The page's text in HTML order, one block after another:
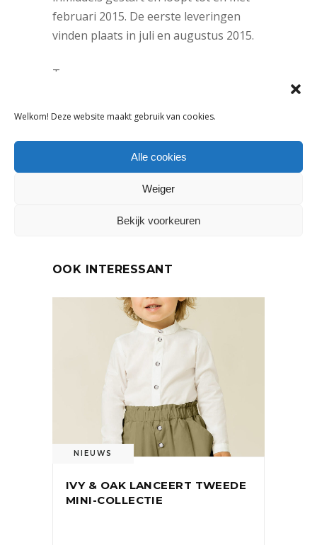
Welkom! Deze website maakt gebruik van cookies.
Alle cookies
Weiger
Bekijk voorkeuren
februari 2015. De eerste leveringen
vinden plaats in juli en augustus 2015.
Tags:
DELEN:
VOLGEND ARTIKEL
OOK INTERESSANT
NIEUWS
IVY & OAK LANCEERT TWEEDE
MINI-COLLECTIE